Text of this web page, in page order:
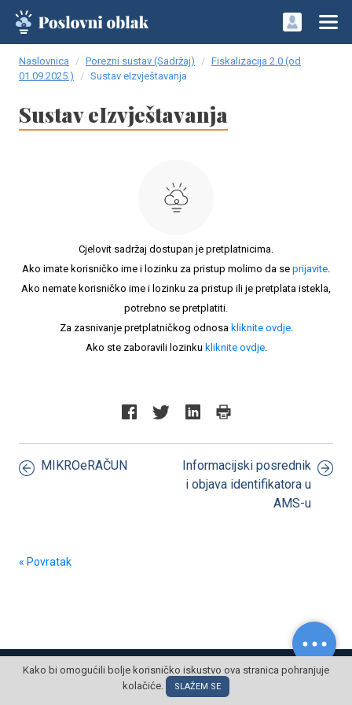
Naslovnica Porezni sustav (Sadržaj)
Fiskalizacija 2.0 (od
01.09.2025.)
Sustav eIzvještavanja
Sustav eIzvještavanja
Cjelovit sadržaj dostupan je pretplatnicima.
Ako imate korisničko ime i lozinku za pristup molimo da se prijavite.
Ako nemate korisničko ime i lozinku za pristup ili je pretplata istekla,
potrebno se pretplatiti.
Za zasnivanje pretplatničkog odnosa kliknite ovdje.
Ako ste zaboravili lozinku kliknite ovdje.
MIKROeRAČUN
Informacijski posrednik
i objava identifikatora u
AMS-u
« Povratak
© POSLOVNI OBLAK Sva prava pridržana
Kako bi omogućili bolje korisničko iskustvo ova stranica pohranjuje
kolačiće.
SLAŽEM SE